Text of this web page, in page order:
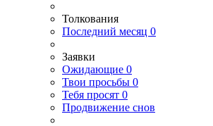
Толкования
Последний месяц 0
Заявки
Ожидающие 0
Твои просьбы 0
Тебя просят 0
Продвижение снов